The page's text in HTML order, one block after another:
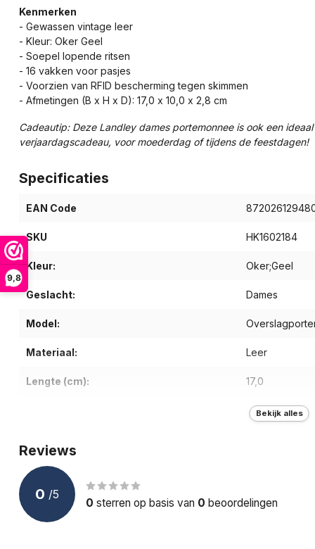
9,8
Kenmerken
- Gewassen vintage leer
- Kleur: Oker Geel
- Soepel lopende ritsen
- 16 vakken voor pasjes
- Voorzien van RFID bescherming tegen skimmen
- Afmetingen (B x H x D): 17,0 x 10,0 x 2,8 cm
Cadeautip: Deze Landley dames portemonnee is ook een
verjaardagscadeau, voor moederdag of tijdens de feestdagen!
Specificaties
EAN Code
SKU HK1602184
Kleur: Oker;Geel
Geslacht: Dames
Model:
Materiaal: Leer
Lengte (cm): 17,0
10,0
Gewicht (g):
Aantal vakken: 26
Aantal pasjesvakken:
Bekijk alles
Reviews
0 /5
0 sterren op basis van 0 beoordelingen